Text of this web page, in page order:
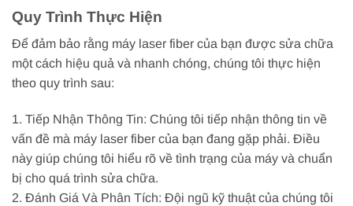
Quy Trình Thực Hiện
Để đảm bảo rằng máy laser fiber của bạn được sửa chữa
một cách hiệu quả và nhanh chóng, chúng tôi thực hiện
theo quy trình sau:
1. Tiếp Nhận Thông Tin: Chúng tôi tiếp nhận thông tin về
vấn đề mà máy laser fiber của bạn đang gặp phải. Điều
này giúp chúng tôi hiểu rõ về tình trạng của máy và chuẩn
bị cho quá trình sửa chữa.
2. Đánh Giá Và Phân Tích: Đội ngũ kỹ thuật của chúng tôi